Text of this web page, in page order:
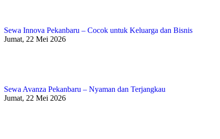
Sewa Innova Pekanbaru – Cocok untuk Keluarga dan Bisnis
Jumat, 22 Mei 2026
Sewa Avanza Pekanbaru – Nyaman dan Terjangkau
Jumat, 22 Mei 2026